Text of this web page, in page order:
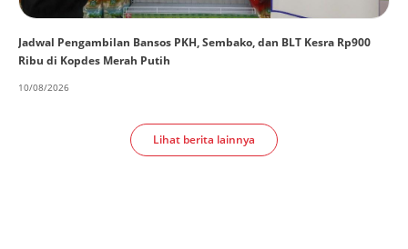
Jadwal Pengambilan Bansos PKH, Sembako, dan BLT Kesra Rp900
Ribu di Kopdes Merah Putih
10/08/2026
Lihat berita lainnya